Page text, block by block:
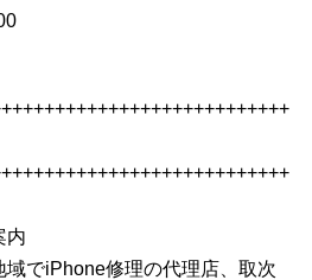
内
でiPhone修理の代理店、取次